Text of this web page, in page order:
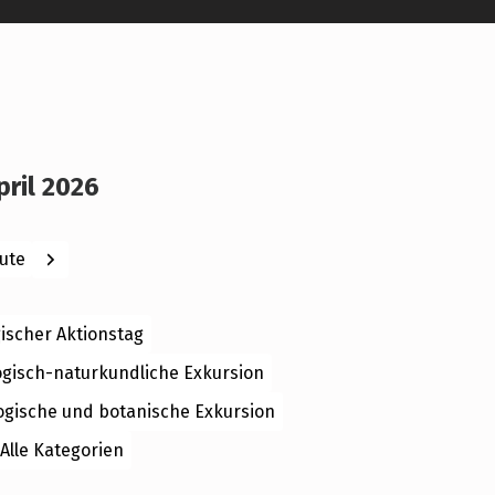
2026
Weiter
Aktionstag
naturkundliche Exkursion
und botanische Exkursion
Alle Kategorien